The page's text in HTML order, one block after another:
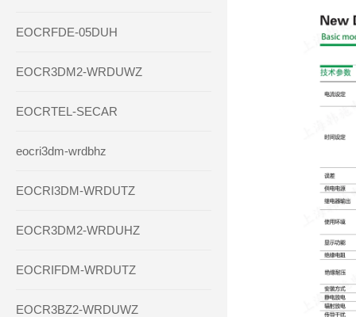
EOCRFDE-05DUH
EOCR3DM2-WRDUWZ
EOCRTEL-SECAR
eocri3dm-wrdbhz
EOCRI3DM-WRDUTZ
EOCR3DM2-WRDUHZ
EOCRIFDM-WRDUTZ
EOCR3BZ2-WRDUWZ